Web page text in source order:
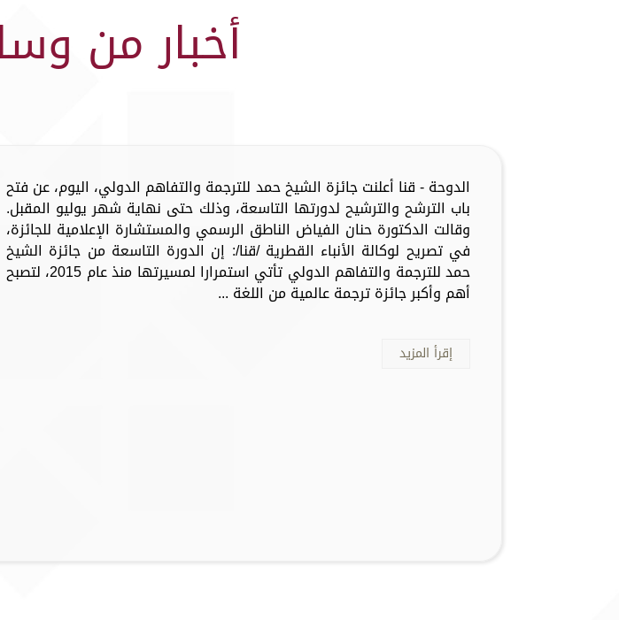
أخبار من
الدوحة - قنا أعلنت جائزة الشيخ حمد للترجمة والتفاهم الدولي، اليوم، عن فتح
باب الترشح والترشيح لدورتها التاسعة، وذلك حتى نهاية شهر يوليو المقبل.
وقالت الدكتورة حنان الفياض الناطق الرسمي والمستشارة الإعلامية للجائزة،
في تصريح لوكالة الأنباء القطرية /قنا/: إن الدورة التاسعة من جائزة الشيخ
حمد للترجمة والتفاهم الدولي تأتي استمرارا لمسيرتها منذ عام 2015، لتصبح
أهم وأكبر جائزة ترجمة عالمية من اللغة ...
إقرأ المزيد